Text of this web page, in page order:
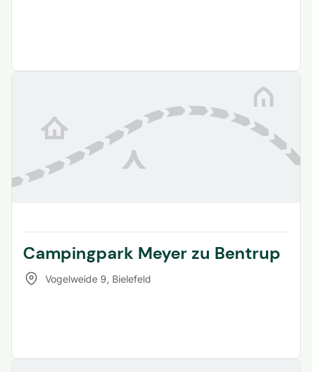
Campingpark Meyer zu Bentrup
Vogelweide 9, Bielefeld